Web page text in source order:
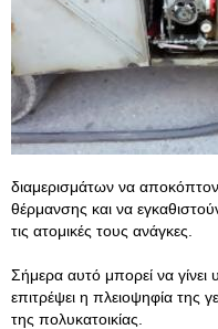
διαμερισμάτων να
θέρμανσης και να
τις ατομικές τους ανάγκες.
Σήμερα αυτό μπορεί να
επιτρέψει η πλειοψηφία της
της πολυκατοικίας.